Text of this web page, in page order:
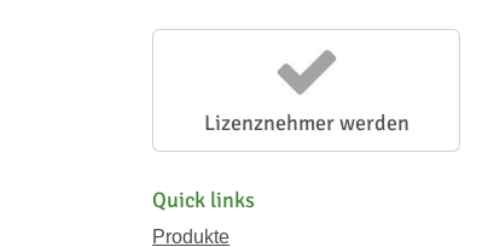
Lizenznehmer werden
Quick links
Produkte